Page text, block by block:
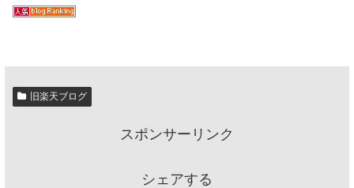
旧楽天ブログ
スポンサーリンク
シェアする